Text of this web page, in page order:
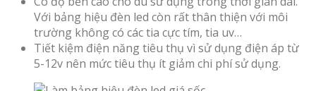
Với bảng hiệu đèn led còn rất thân thiện với môi
trường không có các tia cực tím, tia uv…
Tiết kiệm điện năng tiêu thụ vì sử dụng điện áp từ
5-12v nên mức tiêu thụ ít giảm chi phí sử dụng.